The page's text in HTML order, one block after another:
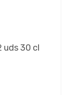
uds 30 cl